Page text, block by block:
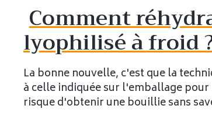
Comment
lyophilisé à froid
La bonne nouvelle, c'est que la
à celle indiquée sur l'emballage
risque d'obtenir une bouillie sans